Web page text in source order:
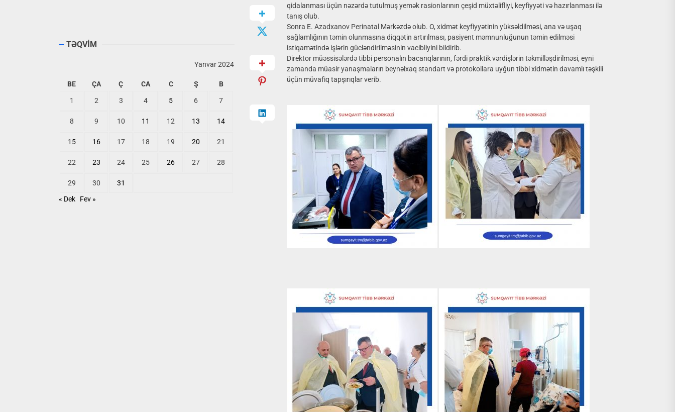
qidalanması üçün nəzərdə tutulmuş yemək rasionlarının çeşid müxtəlifliyi, keyfiyyəti və hazırlanması ilə
tanış olub.
Sonra E. Azadxanov Perinatal Mərkəzdə olub. O, xidmət keyfiyyətinin yüksəldilməsi, ana və uşaq
sağlamlığının təmin olunmasına diqqətin artırılması, pasiyent məmnunluğunun təmin edilməsi
istiqamətində işlərin gücləndirilməsinin vacibliyini bildirib.
Direktor müəssisələrdə tibbi personalın bacarıqlarının, fərdi praktik vərdişlərin təkmilləşdirilməsi, eyni
zamanda müasir yanaşmaların beynəlxaq standart və protokollara uyğun tibbi xidmətin davamlı təşkili
üçün müvafiq tapşırıqlar verib.
TƏQVİM
Yanvar 2024
BE ÇA Ç CA C Ş B
1 2 3 4 5 6 7
8 9 10 11 12 13 14
15 16 17 18 19 20 21
22 23 24 25 26 27 28
29 30
31
« Dek
Fev »